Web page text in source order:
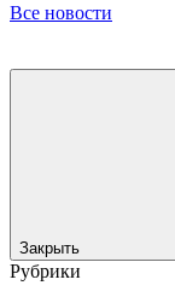
Все новости
Закрыть
Рубрики